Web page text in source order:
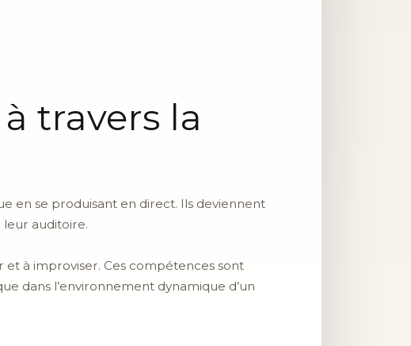
travers la
en se produisant en direct. Ils deviennent
leur auditoire.
et à improviser. Ces compétences sont
dans l’environnement dynamique d’un